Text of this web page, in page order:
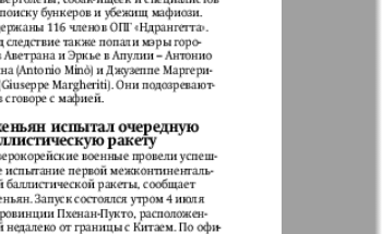
Дом и семья
Еврейская
панорама
Жизнь женщины